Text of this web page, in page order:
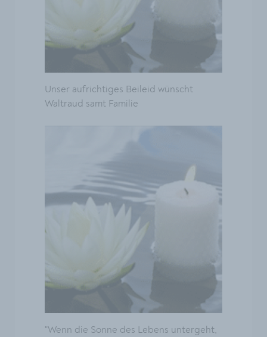
Unser aufrichtiges Beileid wünscht
Waltraud samt Familie
"Wenn die Sonne des Lebens untergeht,